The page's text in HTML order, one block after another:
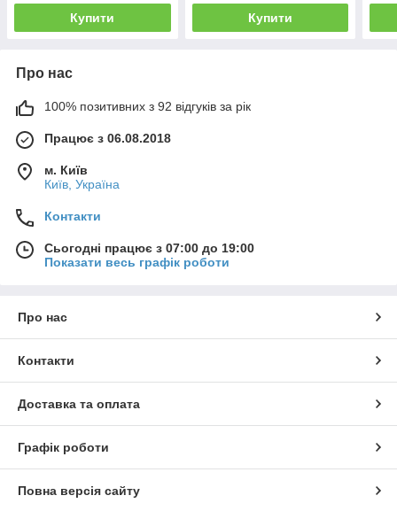
Купити Купити
Про нас
100% позитивних з 92 відгуків за рік
Працює з 06.08.2018
м. Київ
Київ, Україна
Контакти
Сьогодні працює з 07:00 до 19:00
Показати весь графік роботи
Про нас
Контакти
Доставка та оплата
Графік роботи
Повна версія сайту